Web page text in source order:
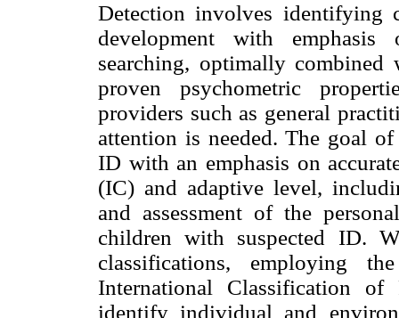
Detection involves
development with
searching, optimally
proven psychometric
providers such as general
attention is needed. The goal
ID with an emphasis on
(IC) and adaptive level,
and assessment of the
children with suspected ID.
classifications, employing
International Classification
identify individual and